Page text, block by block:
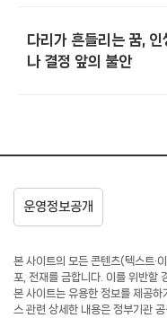
다리가 흔들리는 꿈,
나 결정 앞의 불안
본 사이트의 모든 콘텐츠(텍스트·
포, 전재를 금합니다. 이를 위반할
본 사이트는 유용한 정보를 제공하
스 관련 상세한 내용은 정부기관